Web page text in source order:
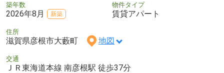
築年数
2026年8月 新築
物件タイプ
賃貸アパート
住所
滋賀県彦根市大藪町 地図
交通
ＪＲ東海道本線 南彦根駅 徒歩37分